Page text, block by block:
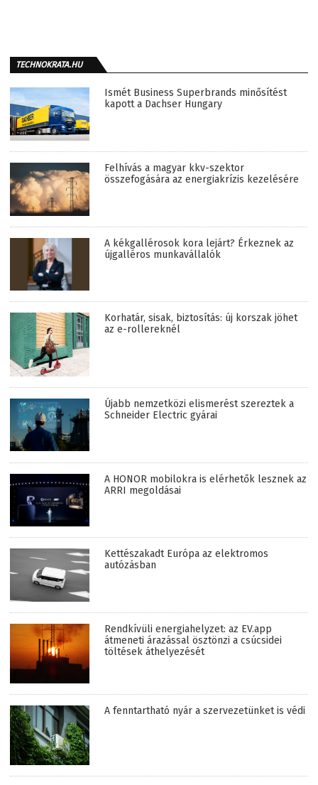
TECHNOKRATA.HU
Ismét Business Superbrands minősítést
kapott a Dachser Hungary
Felhívás a magyar kkv-szektor
összefogására az energiakrízis kezelésére
A kékgallérosok kora lejárt? Érkeznek az
újgalléros munkavállalók
Korhatár, sisak, biztosítás: új korszak jöhet
az e-rollereknél
Újabb nemzetközi elismerést szereztek a
Schneider Electric gyárai
A HONOR mobilokra is elérhetők lesznek az
ARRI megoldásai
Kettészakadt Európa az elektromos
autózásban
Rendkívüli energiahelyzet: az EV.app
átmeneti árazással ösztönzi a csúcsidei
töltések áthelyezését
A fenntartható nyár a szervezetünket is védi